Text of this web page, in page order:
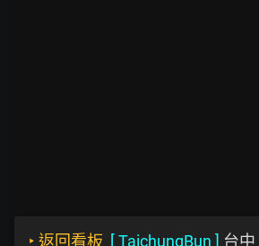
‣ 返回看板 [TaichungBun ] 台中